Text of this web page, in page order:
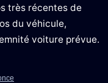
très récentes de
du véhicule,
voiture prévue.